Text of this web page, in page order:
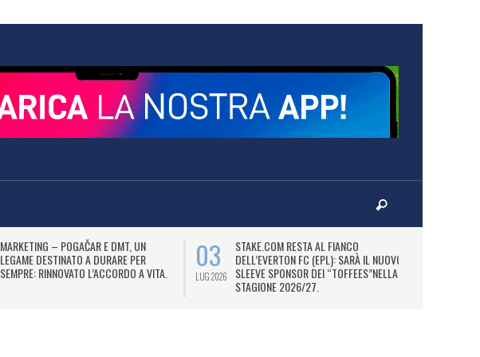
MARKETING – POGAČAR E DMT, UN
LEGAME DESTINATO A DURARE PER
SEMPRE: RINNOVATO L’ACCORDO A VITA.
03
LUG 2026
STAKE.COM RESTA AL FIANCO
DELL’EVERTON FC (EPL): SARÀ IL NUOVO
SLEEVE SPONSOR DEI “TOFFEES”NELLA
STAGIONE 2026/27.